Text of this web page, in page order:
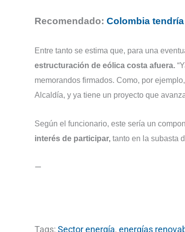
Recomendado: Colombia
Entre tanto se estima que, para una
estructuración de eólica costa afuera.
memorandos firmados. Como, por
Alcaldía, y ya tiene un proyecto que
Según el funcionario, este sería un
interés de participar, tanto en la subasta
—
Tags: Sector energía, energías